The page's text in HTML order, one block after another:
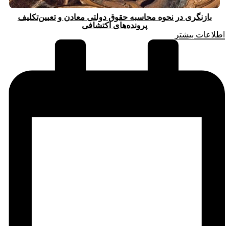
بازنگری در نحوه محاسبه حقوق دولتی معادن و تعیین‌تکلیف
پرونده‌های اکتشافی
اطلاعات بیشتر